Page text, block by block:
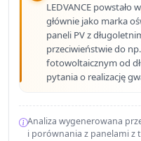
LEDVANCE powstało w
głównie jako marka
paneli PV z
przeciwieństwie do
fotowoltaicznym od
pytania o realizację
Analiza wygenerowana
i porównania z panelami z